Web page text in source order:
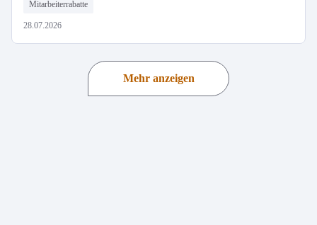
Mitarbeiterrabatte
28.07.2026
Mehr anzeigen